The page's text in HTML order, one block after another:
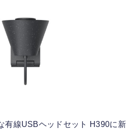
有線USBヘッドセット H390に新